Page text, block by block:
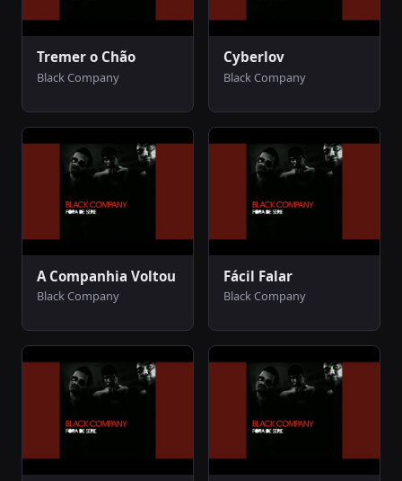
Tremer o Chão
Black Company
Cyberlov
Black Company
A Companhia Voltou
Black Company
Fácil Falar
Black Company